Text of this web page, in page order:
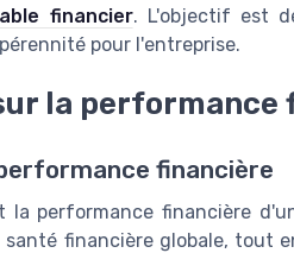
financier. L'objectif est
pour l'entreprise.
la performance
financière
performance financière
financière globale, tout